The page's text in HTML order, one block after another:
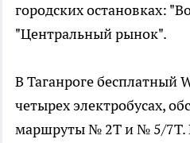
городских остановках:
"Центральный рынок".
В Таганроге бесплатный
четырех электробусах,
маршруты № 2Т и № 5/7Т.